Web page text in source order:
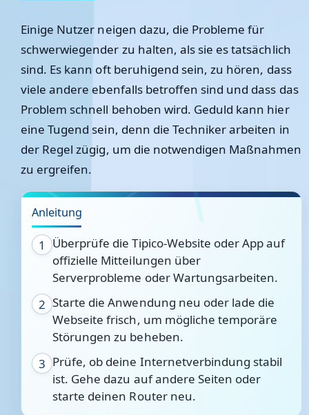
Einige Nutzer neigen dazu, die Probleme für
schwerwiegender zu halten, als sie es tatsächlich
sind. Es kann oft beruhigend sein, zu hören, dass
viele andere ebenfalls betroffen sind und dass das
Problem schnell behoben wird. Geduld kann hier
eine Tugend sein, denn die Techniker arbeiten in
der Regel zügig, um die notwendigen Maßnahmen
zu ergreifen.
Anleitung
1
Überprüfe die Tipico-Website oder App auf
offizielle Mitteilungen über
Serverprobleme oder Wartungsarbeiten.
2 Starte die Anwendung neu oder lade die
Webseite frisch, um mögliche temporäre
Störungen zu beheben.
3 Prüfe, ob deine Internetverbindung stabil
ist. Gehe dazu auf andere Seiten oder
starte deinen Router neu.